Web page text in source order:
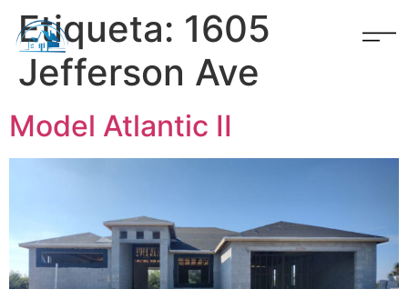
Etiqueta: 1605
Jefferson Ave
Model Atlantic II